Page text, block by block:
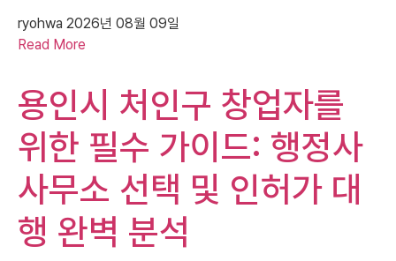
ryohwa 2026년 08월 09일
Read More
용인시 처인구 창업자를
위한 필수 가이드: 행정사
사무소 선택 및 인허가 대
행 완벽 분석